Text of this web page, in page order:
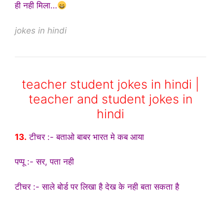
ही नही मिला…
jokes in hindi
teacher student jokes in hindi |
teacher and student jokes in
hindi
13. टीचर :- बताओ बाबर भारत मे कब आया
पप्पू :- सर, पता नही
टीचर :- साले बोर्ड पर लिखा है देख के नही बता सकता है